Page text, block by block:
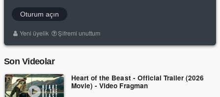
Oturum açın
Yeni üyelik Şifremi unuttum
Son Videolar
Heart of the Beast - Official Trailer (2026
Movie) - Video Fragman